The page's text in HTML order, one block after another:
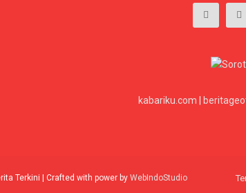
kabariku.com |
Terkini | Crafted with power by WebIndoStudio